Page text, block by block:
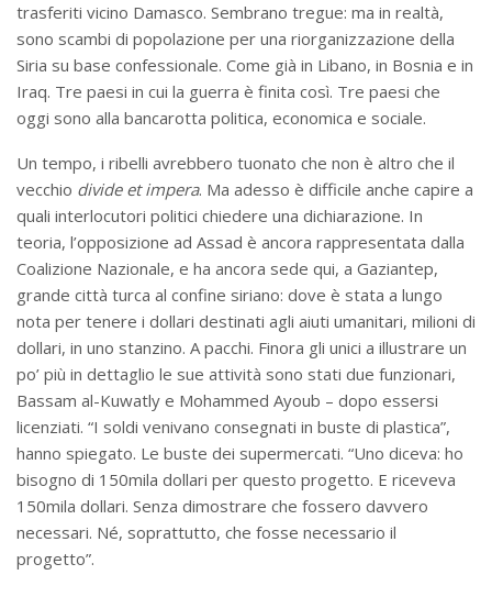
trasferiti vicino Damasco. Sembrano tregue: ma in realtà,
sono scambi di popolazione per una riorganizzazione della
Siria su base confessionale. Come già in Libano, in Bosnia e in
Iraq. Tre paesi in cui la guerra è finita così. Tre paesi che
oggi sono alla bancarotta politica, economica e sociale.
Un tempo, i ribelli avrebbero tuonato che non è altro che il
vecchio divide et impera. Ma adesso è difficile anche capire a
quali interlocutori politici chiedere una dichiarazione. In
teoria, l’opposizione ad Assad è ancora rappresentata dalla
Coalizione Nazionale, e ha ancora sede qui, a Gaziantep,
grande città turca al confine siriano: dove è stata a lungo
nota per tenere i dollari destinati agli aiuti umanitari, milioni di
dollari, in uno stanzino. A pacchi. Finora gli unici a illustrare un
po’ più in dettaglio le sue attività sono stati due funzionari,
Bassam al-Kuwatly e Mohammed Ayoub – dopo essersi
licenziati. “I soldi venivano consegnati in buste di plastica”,
hanno spiegato. Le buste dei supermercati. “Uno diceva: ho
bisogno di 150mila dollari per questo progetto. E riceveva
150mila dollari. Senza dimostrare che fossero davvero
necessari. Né, soprattutto, che fosse necessario il
progetto”.